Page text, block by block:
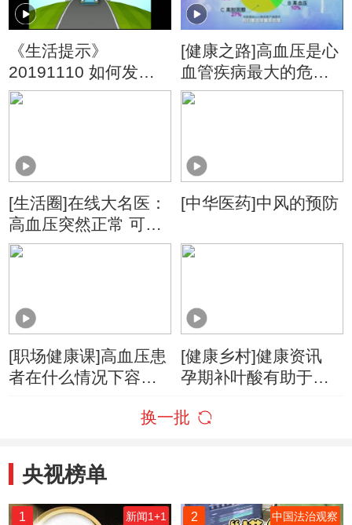
《生活提示》
20191110 如何发现
行车潜在危险？
[健康之路]高血压是心
血管疾病最大的危险
因素
[生活圈]在线大名医：
高血压突然正常 可能
是心脏有问题？
[中华医药]中风的预防
[职场健康课]高血压患
者在什么情况下容易
[健康乡村]健康资讯
孕期补叶酸有助于降
换一批
央视榜单
1 新闻1+1 2 中国法治观察